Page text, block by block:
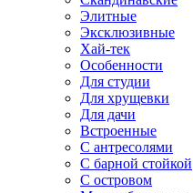
Элитные
Эксклюзивные
Хай-тек
Особенности
Для студии
Для хрущевки
Для дачи
Встроенные
С антресолями
С барной стойкой
С островом